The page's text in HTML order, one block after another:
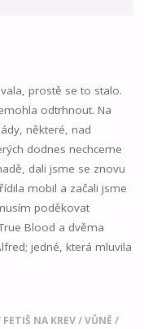
prostě se to stalo.
odtrhnout. Na
některé, nad
dodnes nechceme
dali jsme se znovu
mobil a začali jsme
poděkovat
Blood a dvěma
jedné, která mluvila
FETIŠ NA KREV/VŮNĚ /